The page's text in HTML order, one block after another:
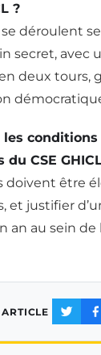
?
déroulent
secret, avec
deux tours,
les
CSE
doivent être
et justifier
an au sein de